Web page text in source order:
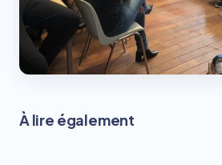
À lire également